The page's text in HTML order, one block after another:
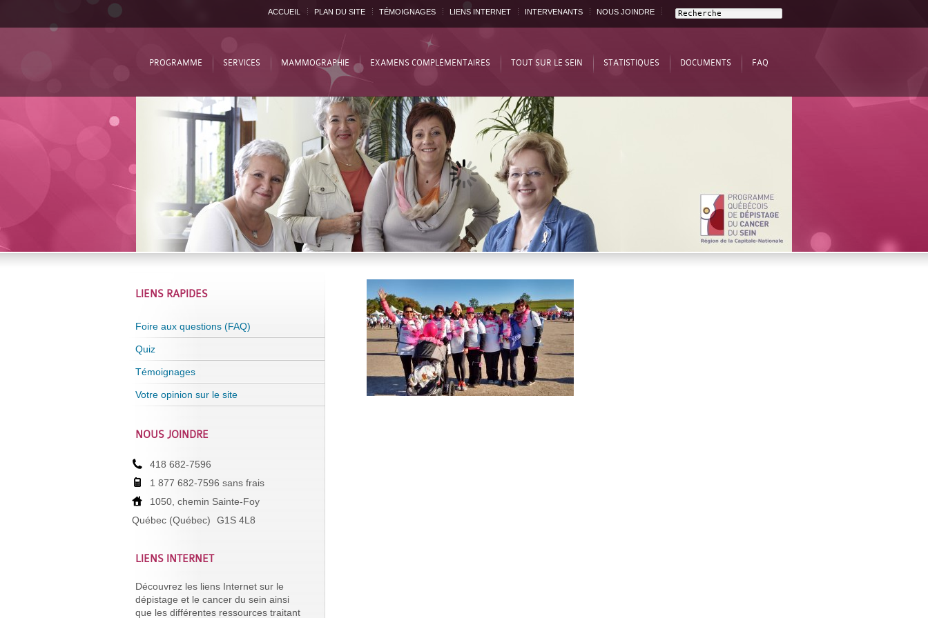
ACCUEIL PLAN DU SITE TÉMOIGNAGES LIENS INTERNET INTERVENANTS NOUS JOINDRE
PROGRAMME SERVICES MAMMOGRAPHIE EXAMENS COMPLÉMENTAIRES TOUT SUR LE SEIN STATISTIQUES DOCUMENTS FAQ
LIENS RAPIDES
Foire aux questions (FAQ)
Quiz
Témoignages
Votre opinion sur le site
NOUS JOINDRE
418 682-7596
1 877 682-7596 sans frais
1050, chemin Sainte-Foy
Québec (Québec)
G1S 4L8
LIENS INTERNET
Découvrez les liens Internet sur le
dépistage et le cancer du sein ainsi
que les différentes ressources traitant